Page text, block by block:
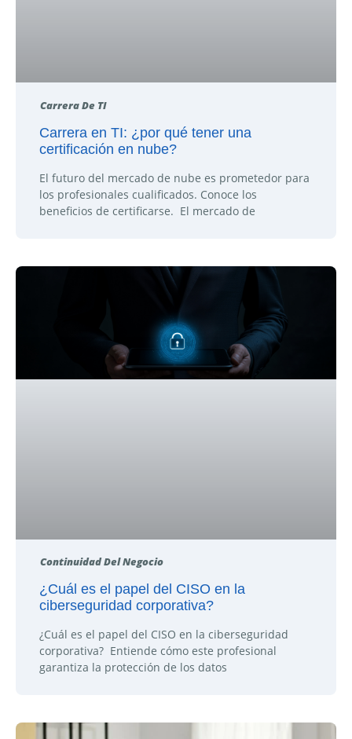
Carrera De TI
Carrera en TI: ¿por qué tener una
certificación en nube?
El futuro del mercado de nube es prometedor para
los profesionales cualificados. Conoce los
beneficios de certificarse. El mercado de
Continuidad Del Negocio
¿Cuál es el papel del CISO en la
ciberseguridad corporativa?
¿Cuál es el papel del CISO en la ciberseguridad
corporativa? Entiende cómo este profesional
garantiza la protección de los datos